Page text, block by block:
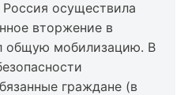
осуществила
вторжение в
общую мобилизацию. В
граждане (в